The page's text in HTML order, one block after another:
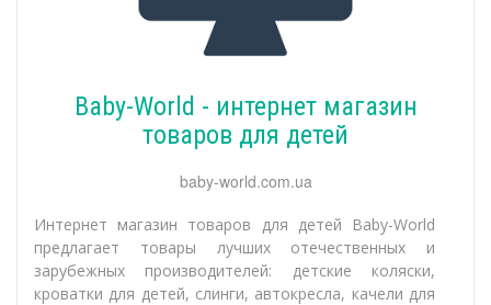
Baby-World - интернет магазин
товаров для детей
baby-world.com.ua
Интернет магазин товаров для детей Baby-World
предлагает товары лучших отечественных и
зарубежных производителей: детские коляски,
кроватки для детей, слинги, автокресла, качели для